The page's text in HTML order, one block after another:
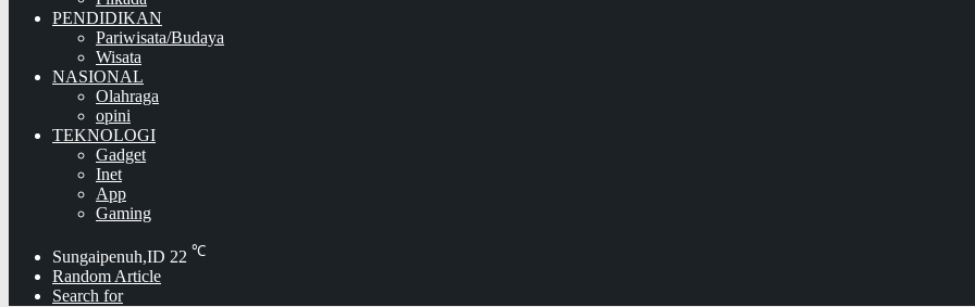
PENDIDIKAN
Pariwisata/Budaya
Wisata
NASIONAL
Olahraga
opini
TEKNOLOGI
Gadget
Inet
App
Gaming
Sungaipenuh,ID 22 ℃
Random Article
Search for